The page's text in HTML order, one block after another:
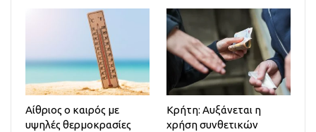
Αίθριος o καιρός με
υψηλές θερμοκρασίες
Κρήτη: Αυξάνεται η
χρήση συνθετικών